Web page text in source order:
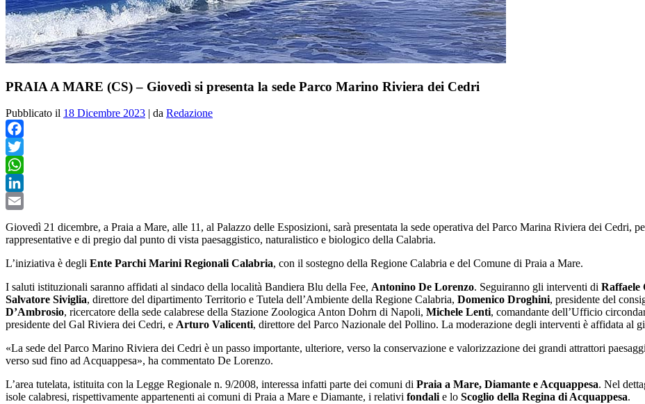
PRAIA A MARE (CS) – Giovedì si presenta la sede Parco Marino Riviera dei Cedri
Pubblicato il 18 Dicembre 2023 | da Redazione
Facebook
Twitter
WhatsApp
LinkedIn
Giovedì 21 dicembre, a Praia a Mare, alle 11, al Palazzo delle Esposizioni, sarà presentata la sede operativa del Parco Marina Riviera dei Cedri,
rappresentative e di pregio dal punto di vista paesaggistico, naturalistico e biologico della Calabria.
L’iniziativa è degli Ente Parchi Marini Regionali Calabria, con il sostegno della Regione Calabria e del Comune di Praia a Mare.
I saluti istituzionali saranno affidati al sindaco della località Bandiera Blu della Fee, Antonino De Lorenzo. Seguiranno gli interventi di Raffaele
Salvatore Siviglia, direttore del dipartimento Territorio e Tutela dell’Ambiente della Regione Calabria, Domenico Droghini, presidente del
D’Ambrosio, ricercatore della sede calabrese della Stazione Zoologica Anton Dohrn di Napoli, Michele Lenti, comandante dell’Ufficio
presidente del Gal Riviera dei Cedri, e Arturo Valicenti, direttore del Parco Nazionale del Pollino. La moderazione degli interventi è affidata al
«La sede del Parco Marino Riviera dei Cedri è un passo importante, ulteriore, verso la conservazione e valorizzazione dei grandi attrattori
verso sud fino ad Acquappesa», ha commentato De Lorenzo.
L’area tutelata, istituita con la Legge Regionale n. 9/2008, interessa infatti parte dei comuni di Praia a Mare, Diamante e Acquappesa. Nel
isole calabresi, rispettivamente appartenenti ai comuni di Praia a Mare e Diamante, i relativi fondalie lo Scoglio della Regina di Acquappesa.